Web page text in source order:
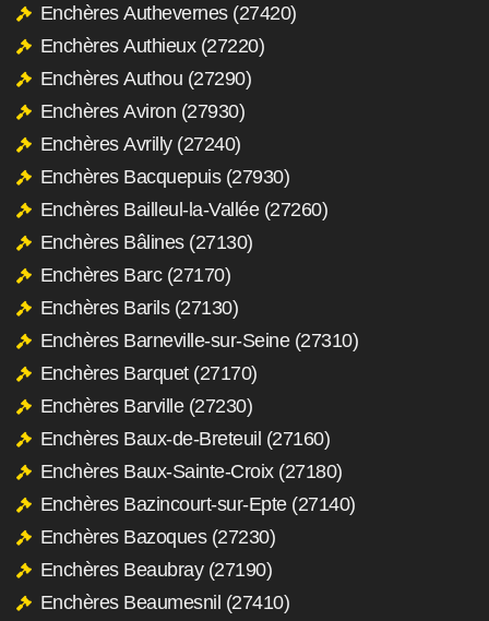
Enchères Authevernes (27420)
Enchères Authieux (27220)
Enchères Authou (27290)
Enchères Aviron (27930)
Enchères Avrilly (27240)
Enchères Bacquepuis (27930)
Enchères Bailleul-la-Vallée (27260)
Enchères Bâlines (27130)
Enchères Barc (27170)
Enchères Barils (27130)
Enchères Barneville-sur-Seine (27310)
Enchères Barquet (27170)
Enchères Barville (27230)
Enchères Baux-de-Breteuil (27160)
Enchères Baux-Sainte-Croix (27180)
Enchères Bazincourt-sur-Epte (27140)
Enchères Bazoques (27230)
Enchères Beaubray (27190)
Enchères Beaumesnil (27410)